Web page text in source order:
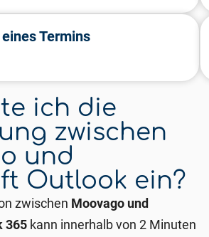
Termins
ich die
zwischen
und
Outlook ein?
zwischen Moovago und
365 kann innerhalb von 2 Minuten